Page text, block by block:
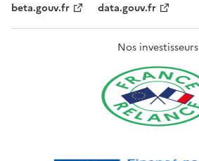
beta.gouv.fr
data.gouv.fr
Nos investisseurs